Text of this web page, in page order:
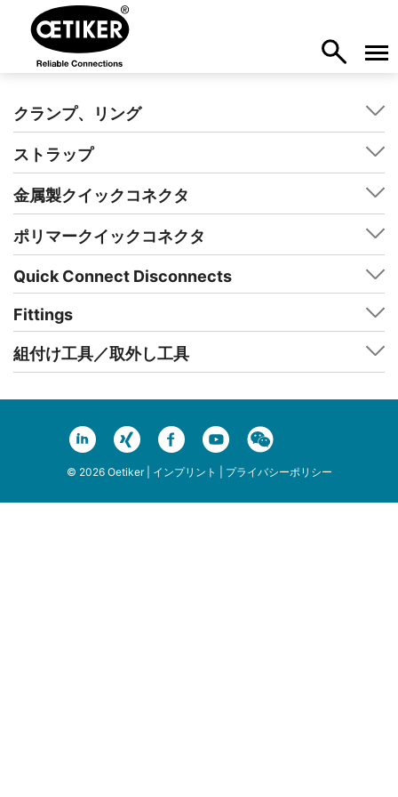
クランプ、リング
ストラップ
金属製クイックコネクタ
ポリマークイックコネクタ
Quick Connect Disconnects
Fittings
組付け工具／取外し工具
© 2026 Oetiker | インプリント プライバシーポリシー